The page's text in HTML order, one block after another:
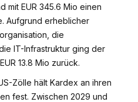
mit EUR 345.6 Mio einen
Aufgrund erheblicher
die
IT-Infrastruktur ging der
13.8 Mio zurück.
Zölle hält Kardex an ihren
fest. Zwischen 2029 und